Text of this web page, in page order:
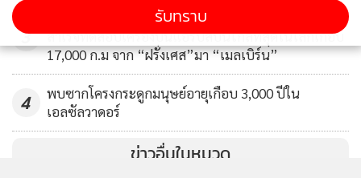
3
โลกจับตาโปรเจกต์ซันไรซ์! “แควนตัส” ประสบความ
สำเร็จทดสอบเครื่องบินแอร์บัสบินไกลที่สุดในโลกเกือบ
17,000 ก.ม จาก “ฝรั่งเศส”มา “เมลเบิร์น”
4
พบซากโครงกระดูกมนุษย์อายุเกือบ 3,000 ปีใน
เอลซัลวาดอร์
ข่าวอื่นในหมวด
รับทราบ